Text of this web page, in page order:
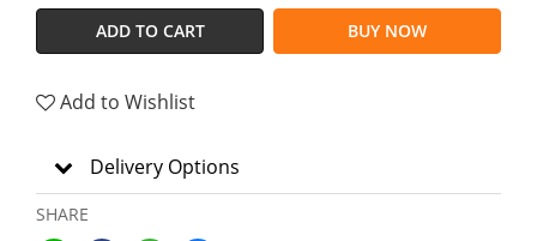
ADD TO CART BUY NOW
Add to Wishlist
Delivery Options
SHARE